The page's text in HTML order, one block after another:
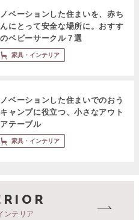
ノベーションした住まいを、赤ち
にとって安全な場所に。おすす
ベビーサークル７選
家具・インテリア
ノベーションした住まいでのおう
ャンプに役立つ、小さなアウト
アテーブル
家具・インテリア
ンテリア